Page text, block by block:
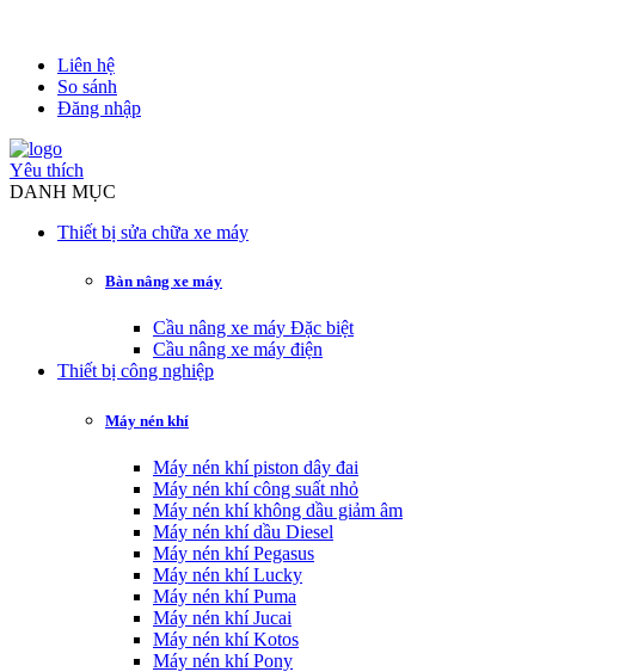
Liên hệ
So sánh
Đăng nhập
Yêu thích
DANH MỤC
Thiết bị sửa chữa xe máy
Bàn nâng xe máy
Cầu nâng xe máy Đặc biệt
Cầu nâng xe máy điện
Thiết bị công nghiệp
Máy nén khí
Máy nén khí piston dây đai
Máy nén khí công suất nhỏ
Máy nén khí không dầu giảm âm
Máy nén khí dầu Diesel
Máy nén khí Pegasus
Máy nén khí Lucky
Máy nén khí Puma
Máy nén khí Jucai
Máy nén khí Kotos
Máy nén khí Pony